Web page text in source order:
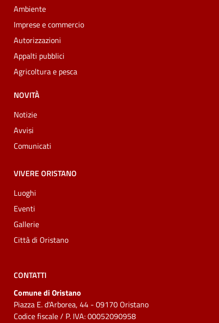
Ambiente
Imprese e commercio
Autorizzazioni
Appalti pubblici
Agricoltura e pesca
NOVITÀ
Notizie
Avvisi
Comunicati
VIVERE ORISTANO
Luoghi
Eventi
Gallerie
Città di Oristano
CONTATTI
Comune di Oristano
Piazza E. d'Arborea, 44 - 09170 Oristano
Codice fiscale / P. IVA: 00052090958